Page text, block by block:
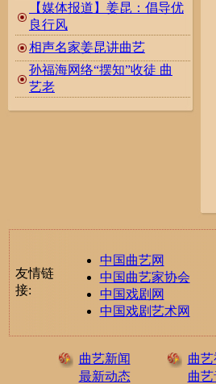
【媒体报道】姜昆：倡导优
良行风
相声名家姜昆讲曲艺
孙福海网络“摆知”收徒 曲
艺老
友情链
接:
中国曲艺网
中国曲艺家协会
中国戏剧网
中国戏剧艺术网
曲艺新闻
最新动态
曲
曲